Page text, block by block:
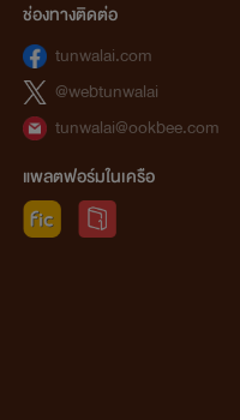
ช่องทางติดต่อ
tunwalai.com
@webtunwalai
tunwalai@ookbee.com
แพลตฟอร์มในเครือ